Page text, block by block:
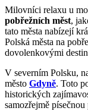
Milovníci relaxu u
pobřežních měst,
tato města nabízejí
Polská města na
dovolenkovými
V severním Polsku,
město Gdyně. Toto
historických
samozřejmě